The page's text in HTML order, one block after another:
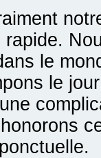
le
le